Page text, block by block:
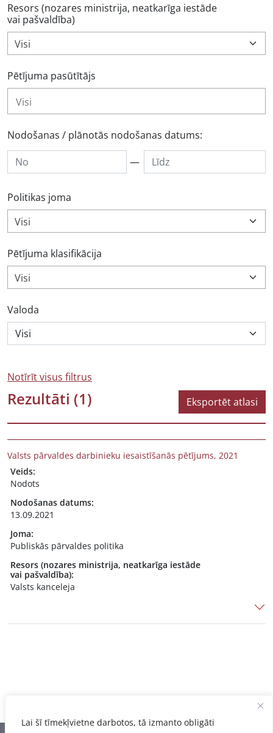
Lai šī tīmekļvietne darbotos, tā izmanto obligāti
Resors (nozares ministrija, neatkarīga iestāde
vai pašvaldība)
Visi
Pētījuma pasūtītājs
Nodošanas / plānotās nodošanas datums:
—
Politikas joma
Visi
Pētījuma klasifikācija
Visi
Valoda
Notīrīt visus filtrus
Rezultāti (1) Eksportēt atlasi
Valsts pārvaldes darbinieku iesaistīšanās pētījums, 2021
Veids:
Nodots
Nodošanas datums:
13.09.2021
Joma:
Publiskās pārvaldes politika
Resors (nozares ministrija, neatkarīga iestāde
vai pašvaldība):
Valsts kanceleja